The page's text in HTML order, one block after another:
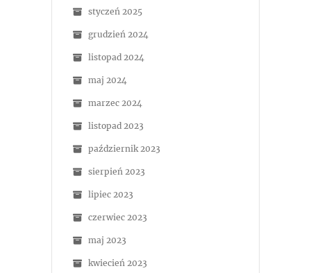
styczeń 2025
grudzień 2024
listopad 2024
maj 2024
marzec 2024
listopad 2023
październik 2023
sierpień 2023
lipiec 2023
czerwiec 2023
maj 2023
kwiecień 2023